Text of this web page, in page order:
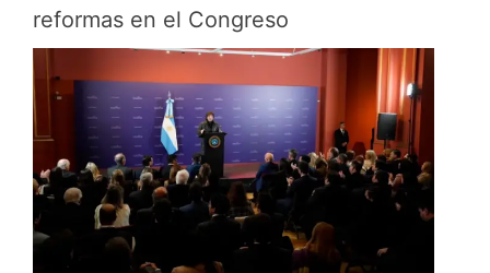
reformas en el Congreso